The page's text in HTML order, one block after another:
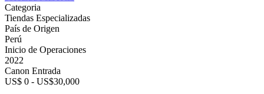
Categoria
Tiendas Especializadas
País de Origen
Perú
Inicio de Operaciones
2022
Canon Entrada
US$ 0 - US$30,000